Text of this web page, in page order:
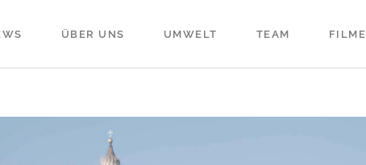
ÜBER UNS UMWELT TEAM FILME